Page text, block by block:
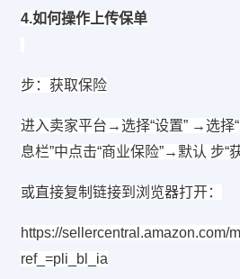
4.如何操作上传保单
步：获取保险
进入卖家平台→选择“设置” →选择
息栏”中点击“商业保险”→默认 步“
或直接复制链接到浏览器打开：
https://sellercentral.amazon.com/
ref_=pli_bl_ia